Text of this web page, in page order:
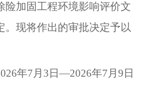
险加固工程环境影响评价文
。现将作出的审批决定予以
年7月 3 日—2026年7月 9 日